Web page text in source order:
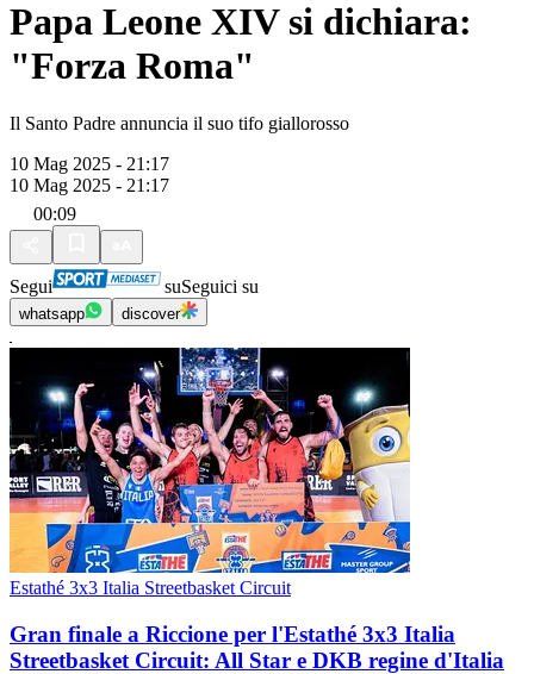
Papa Leone XIV si dichiara:
"Forza Roma"
Il Santo Padre annuncia il suo tifo giallorosso
10 Mag 2025 - 21:17
10 Mag 2025 - 21:17
00:09
Segui suSeguici su
whatsapp discover
Estathé 3x3 Italia Streetbasket Circuit
Gran finale a Riccione per l'Estathé 3x3 Italia
Streetbasket Circuit: All Star e DKB regine d'Italia